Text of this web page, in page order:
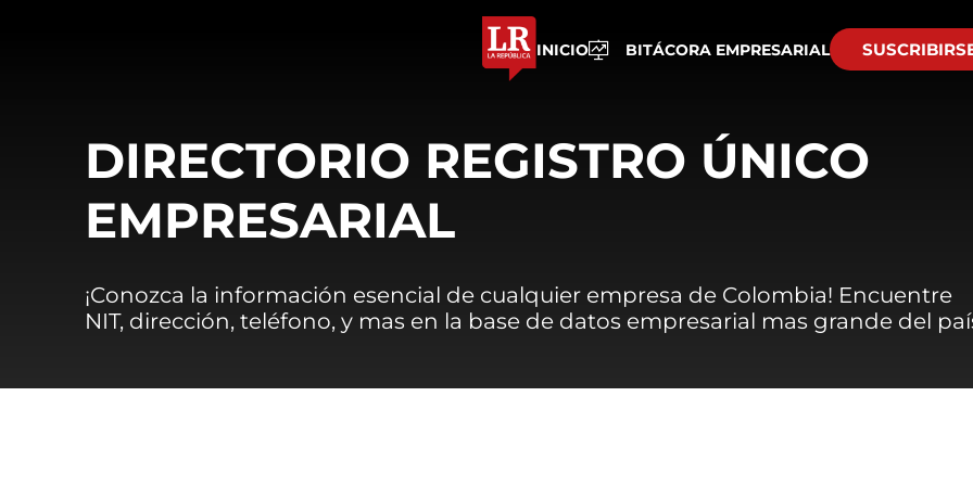
INICIO BITÁCORA EMPRESARIAL
DIRECTORIO REGISTRO ÚNICO
EMPRESARIAL
¡Conozca la información esencial de cualquier empresa de Colombia! Encuentre
NIT, dirección, teléfono, y mas en la base de datos empresarial mas grande del